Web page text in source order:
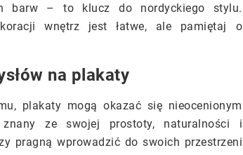
barw – to klucz do nordyckiego stylu.
wnętrz jest łatwe, ale pamiętaj o
na plakaty
plakaty mogą okazać się nieocenionym
znany ze swojej prostoty, naturalności i
pragną wprowadzić do swoich przestrzeni